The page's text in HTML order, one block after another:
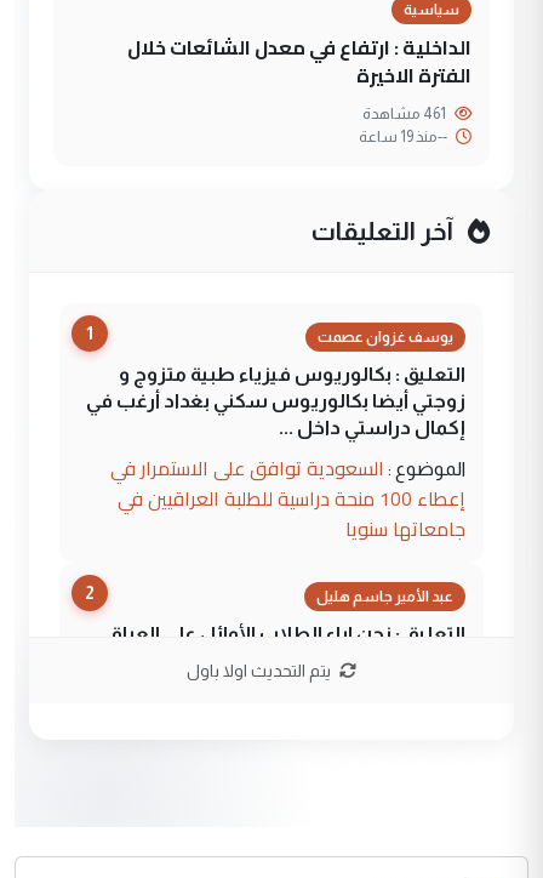
سياسية
الداخلية : ارتفاع في معدل الشائعات خلال
الفترة الاخيرة
--منذ 19 ساعة
آخر التعليقات
1 يوسف غزوان عصمت
التعليق : بكالوريوس فيزياء طبية متزوج و
زوجتي أيضا بكالوريوس سكني بغداد أرغب في
إكمال دراستي داخل ...
الموضوع : السعودية توافق على الاستمرار في
إعطاء 100 منحة دراسية للطلبة العراقيين في
جامعاتها سنويا
2 عبد الأمير جاسم هليل
التعليق : نحن اباء الطلاب الأوائل على العراق
نتشرف بلقاء السيد احمد الصافي في العتبات
التعليق : قرار مستعجل جدا ولامصلحة فيه
يتم التحديث اولا باول